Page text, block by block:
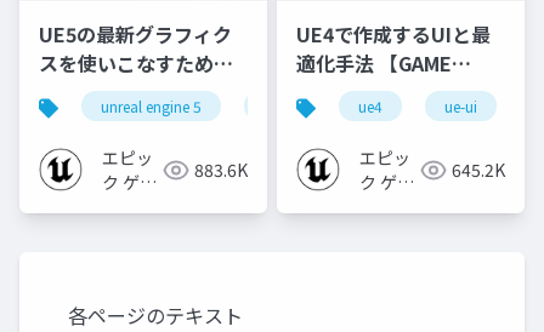
UE5の最新グラフィク
スを使いこなすための4
個の勘所
[CEDEC+KYUSHU
2023]
unreal engine 5 cedec cedec+kyushu
エピッ
ク ゲー
883.6K
UE4で作成するUIと最
適化手法 【GAME
CREATORS
CONFERENCE '20】
ue4 ue-ui
エピッ
ク ゲー
645.2K
各ページのテキスト